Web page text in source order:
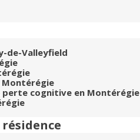
de-Valleyfield
Montérégie
perte cognitive en Montérégie